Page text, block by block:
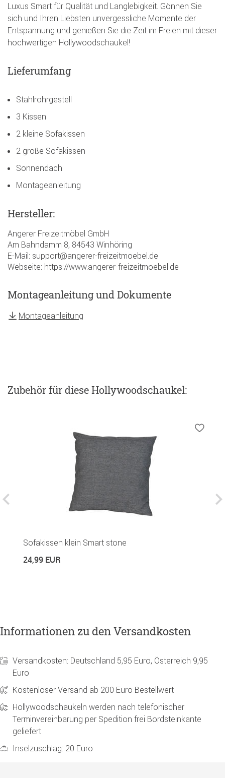
Luxus Smart für Qualität und Langlebigkeit. Gönnen Sie
sich und Ihren Liebsten unvergessliche Momente der
Entspannung und genießen Sie die Zeit im Freien mit dieser
hochwertigen Hollywoodschaukel!
Lieferumfang
Stahlrohrgestell
3 Kissen
2 kleine Sofakissen
2 große Sofakissen
Sonnendach
Montageanleitung
Hersteller:
Angerer Freizeitmöbel GmbH
Am Bahndamm 8, 84543 Winhöring
E-Mail: support@angerer-freizeitmoebel.de
Webseite: https://www.angerer-freizeitmoebel.de
Montageanleitung und Dokumente
Montageanleitung
Zubehörfür diese Hollywoodschaukel:
Sofakissen klein Smart stone
24,99 EUR
Informationen zu den Versandkosten
Versandkosten: Deutschland 5,95 Euro, Österreich 9,95
Euro
Kostenloser Versand ab 200 Euro Bestellwert
Hollywoodschaukeln werden nach telefonischer
Terminvereinbarung per Spedition frei Bordsteinkante
geliefert
Inselzuschlag: 20 Euro